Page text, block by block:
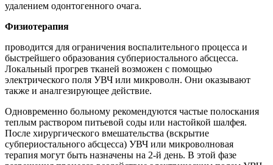
удалением одонтогенного очага.
Физиотерапия
проводится для ограничения воспалительного процесса и
быстрейшего образования субпериостального абсцесса.
Локальный прогрев тканей возможен с помощью
электрического поля УВЧ или микроволн. Они оказывают
также и аналгезирующее действие.
Одновременно больному рекомендуются частые полоскания
теплым раствором питьевой соды или настойкой шалфея.
После хирургического вмешательства (вскрытие
субпериостального абсцесса) УВЧ или микроволновая
терапия могут быть назначены на 2-й день. В этой фазе